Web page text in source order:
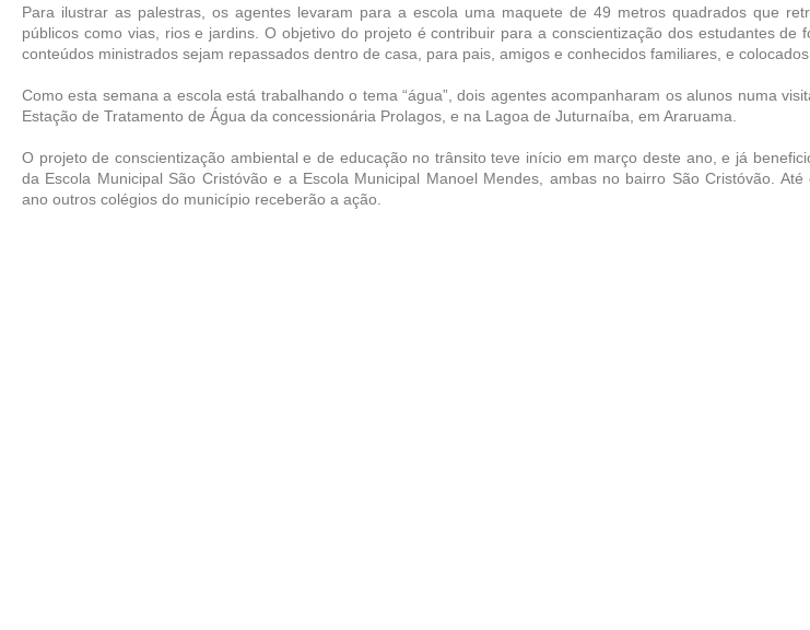
Para ilustrar as palestras, os agentes levaram para a escola uma maquete de 49 metros quadrados que
públicos como vias, rios e jardins. O objetivo do projeto é contribuir para a conscientização dos estudantes de
conteúdos ministrados sejam repassados dentro de casa, para pais, amigos e conhecidos familiares, e colocados
Como esta semana a escola está trabalhando o tema “água”, dois agentes acompanharam os alunos numa
Estação de Tratamento de Água da concessionária Prolagos, e na Lagoa de Juturnaíba, em Araruama.
O projeto de conscientização ambiental e de educação no trânsito teve início em março deste ano, e já
da Escola Municipal São Cristóvão e a Escola Municipal Manoel Mendes, ambas no bairro São Cristóvão. Até
ano outros colégios do município receberão a ação.